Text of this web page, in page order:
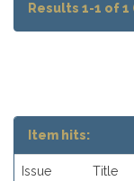
Results 1-1 of
Item hits:
Issue
Title